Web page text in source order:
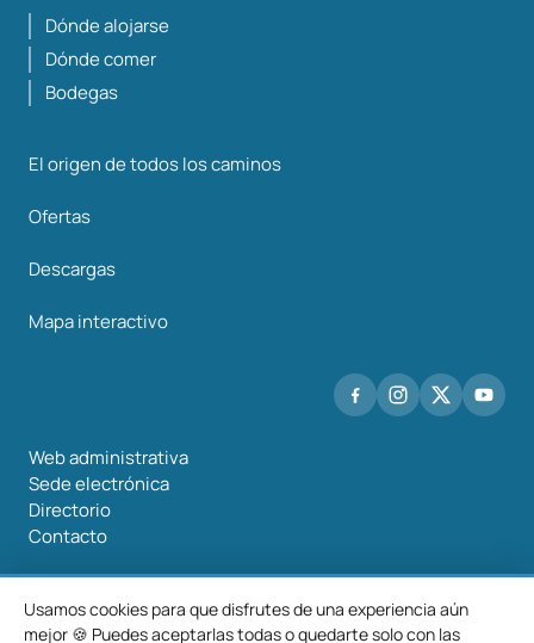
Dónde alojarse
Dónde comer
Bodegas
El origen de todos los caminos
Ofertas
Descargas
Mapa interactivo
Web administrativa
Sede electrónica
Directorio
Contacto
Usamos cookies para que disfrutes de una experiencia aún
mejor 🍪 Puedes aceptarlas todas o quedarte solo con las